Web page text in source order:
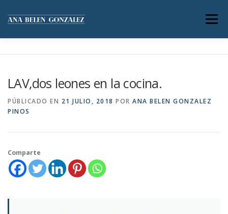
contenido
Menú
LAV,dos leones en la cocina.
PÚBLICADO EN 21 JULIO, 2018 POR ANA BELEN GONZALEZ
PINOS
Comparte